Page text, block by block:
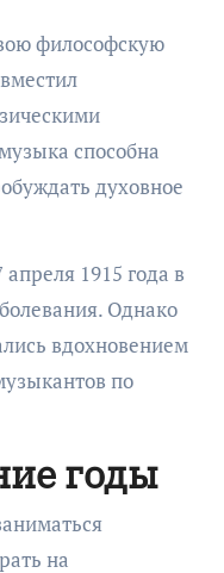
философскую
способна
духовное
1915 года в
Однако
вдохновением
по
годы
на